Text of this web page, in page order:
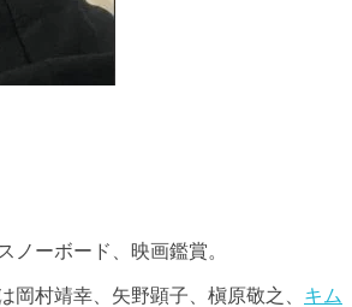
ノーボード、映画鑑賞。
岡村靖幸、矢野顕子、槇原敬之、 キム